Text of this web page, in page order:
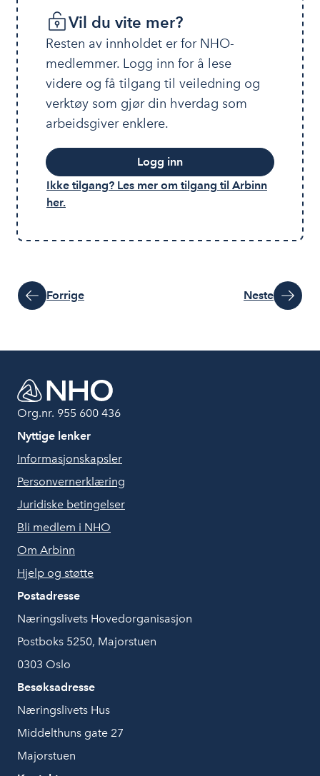
Vil du vite mer?
Resten av innholdet er for NHO-
medlemmer. Logg inn for å lese
videre og få tilgang til veiledning og
verktøy som gjør din hverdag som
arbeidsgiver enklere.
Logg inn
Ikke tilgang? Les mer om tilgang til Arbinn
her.
Forrige Neste
Org.nr. 955 600 436
Nyttige lenker
Informasjonskapsler
Personvernerklæring
Juridiske betingelser
Bli medlem i NHO
Om Arbinn
Hjelp og støtte
Postadresse
Næringslivets Hovedorganisasjon
Postboks 5250, Majorstuen
0303 Oslo
Besøksadresse
Næringslivets Hus
Middelthuns gate 27
Majorstuen